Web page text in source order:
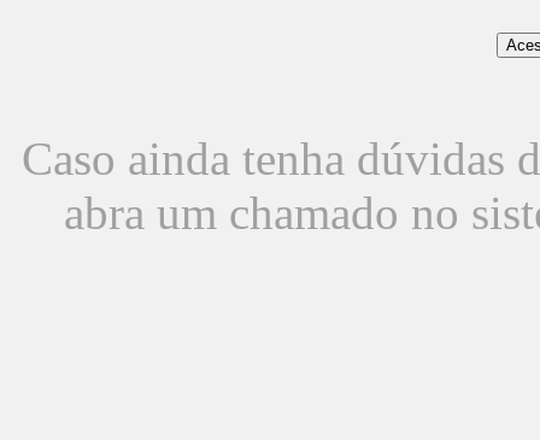
Caso ainda tenha dúvidas
abra um chamado no